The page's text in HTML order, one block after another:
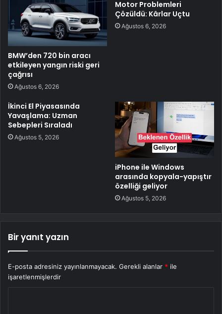
BMW’den 720 bin aracı
etkileyen yangın riski geri
çağrısı
Ağustos 6, 2026
Motor Problemleri
Çözüldü: Kârlar Uçtu
Ağustos 6, 2026
İkinci El Piyasasında
Yavaşlama: Uzman
Sebepleri Sıraladı
Ağustos 5, 2026
iPhone ile Windows
arasında kopyala-yapıştır
özelliği geliyor
Ağustos 5, 2026
Bir yanıt yazın
E-posta adresiniz yayınlanmayacak. Gerekli alanlar * ile
işaretlenmişlerdir